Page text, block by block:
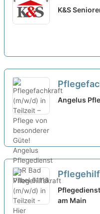
K&S
– Pflege
Angelus
- Hier
neu
am Main